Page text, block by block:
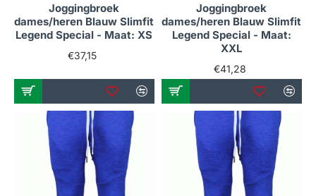
Joggingbroek
dames/heren Blauw Slimfit
Legend Special - Maat: XS
€37,15
Joggingbroek
dames/heren Blauw Slimfit
Legend Special - Maat:
XXL
€41,28